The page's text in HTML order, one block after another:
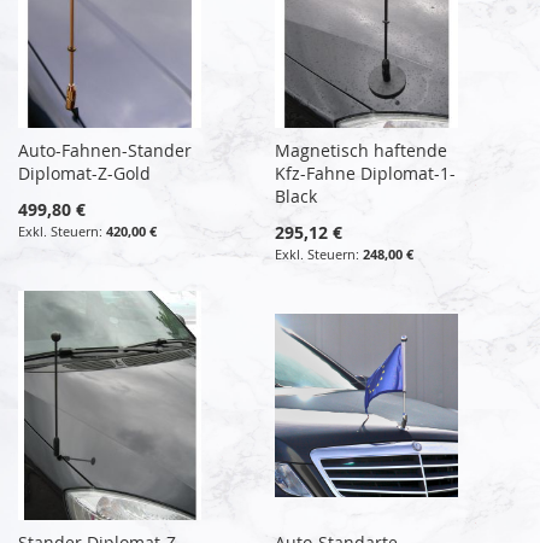
Auto-Fahnen-Stander
Diplomat-Z-Gold
499,80 €
420,00 €
Magnetisch haftende
Kfz-Fahne Diplomat-1-
Black
295,12 €
248,00 €